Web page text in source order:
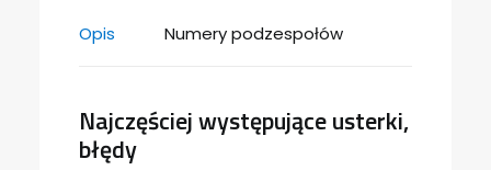
Opis Numery podzespołów
Najczęściej występujące usterki,
błędy